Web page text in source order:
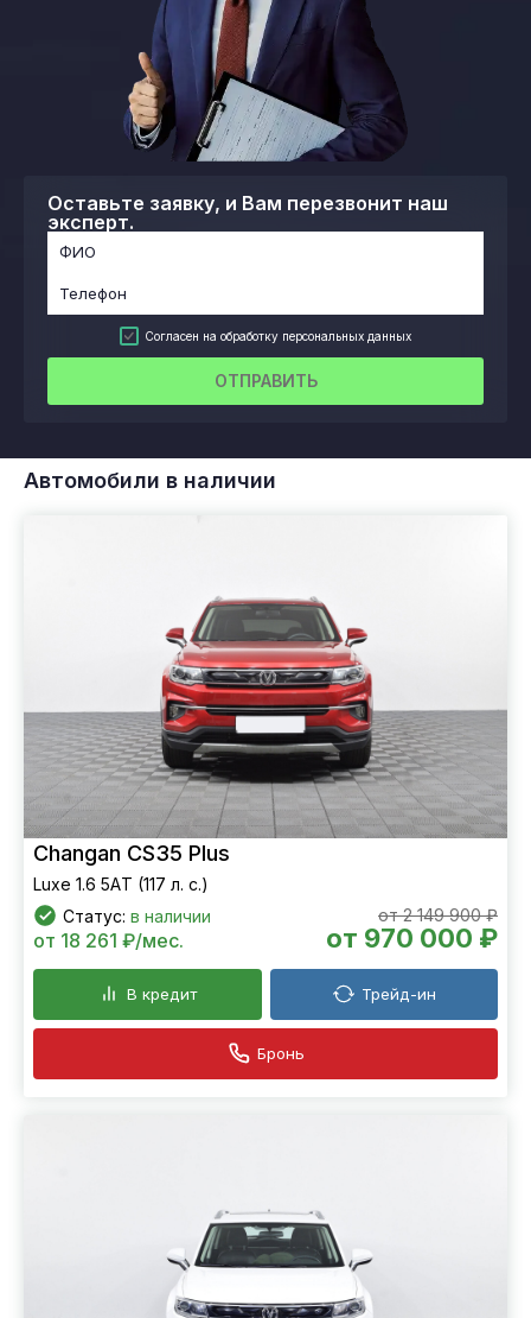
Оставьте заявку, и Вам перезвонит наш
эксперт.
Согласен на обработку персональных данных
ОТПРАВИТЬ
Автомобили в наличии
Changan CS35 Plus
Luxe 1.6 5АT (117 л. с.)
Статус: в наличии от 2 149 900 ₽
от 970 000 ₽
от 18 261 ₽/мес.
В кредит Трейд-ин
Бронь